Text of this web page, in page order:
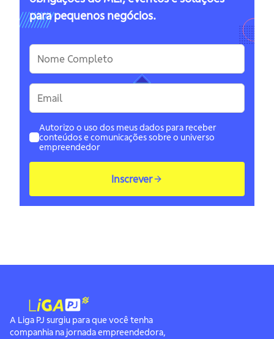
para pequenos negócios.
Autorizo o uso dos meus dados para receber
conteúdos e comunicações sobre o universo
empreendedor
Inscrever
A Liga PJ surgiu para que você tenha
companhia na jornada empreendedora,